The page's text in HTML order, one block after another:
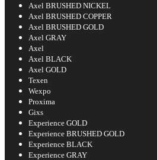
Axel BRUSHED NICKEL
Axel BRUSHED COPPER
Axel BRUSHED GOLD
Axel GRAY
Axel
Axel BLACK
Axel GOLD
Texen
Wexpo
Proxima
Gixs
Experience GOLD
Experience BRUSHED GOLD
Experience BLACK
Experience GRAY